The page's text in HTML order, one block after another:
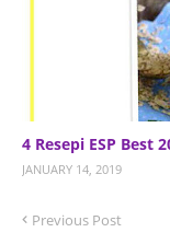
4 Resepi ESP Best
JANUARY 14, 2019
Previous Post